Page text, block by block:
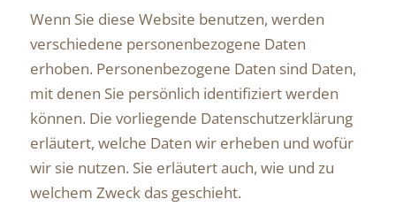
Wenn Sie diese Website benutzen, werden
verschiedene personenbezogene Daten
erhoben. Personenbezogene Daten sind Daten,
mit denen Sie persönlich identifiziert werden
können. Die vorliegende Datenschutzerklärung
erläutert, welche Daten wir erheben und wofür
wir sie nutzen. Sie erläutert auch, wie und zu
welchem Zweck das geschieht.